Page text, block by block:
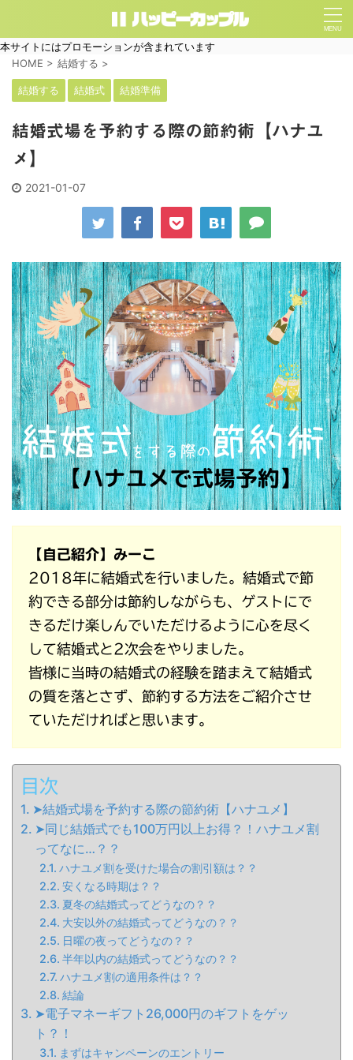
本サイトにはプロモーションが含まれています
HOME > 結婚する >
結婚する 結婚式 結婚準備
結婚式場を予約する際の節約術【ハナユ
メ】
2021-01-07
【自己紹介】みーこ
2018年に結婚式を行いました。結婚式で節
約できる部分は節約しながらも、ゲストにで
きるだけ楽しんでいただけるように心を尽く
して結婚式と2次会をやりました。
皆様に当時の結婚式の経験を踏まえて結婚式
の質を落とさず、節約する方法をご紹介させ
ていただければと思います。
目次
➤結婚式場を予約する際の節約術【ハナユメ】
➤同じ結婚式でも100万円以上お得？！ハナユメ割
ってなに…？？
ハナユメ割を受けた場合の割引額は？？
安くなる時期は？？
夏冬の結婚式ってどうなの？？
大安以外の結婚式ってどうなの？？
日曜の夜ってどうなの？？
半年以内の結婚式ってどうなの？？
ハナユメ割の適用条件は？？
結論
➤電子マネーギフト26,000円のギフトをゲッ
ト？！
まずはキャンペーンのエントリー